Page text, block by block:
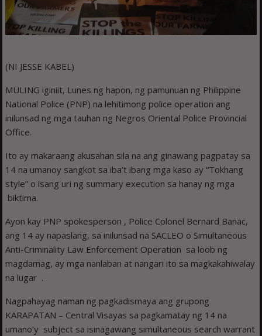
(NI JESSE KABEL)
MULING iginiit, Lunes ng hapon, ng pamunuan ng Philippine
National Police (PNP) na lehitimong police operation ang
inilunsad ng mga tauhan ng Negros Oriental Police Provincial
Office.
Ito ay makaraang akusahan sila na ang ginawang pagpatay sa
14 na umanoy sangkot sa iba’t ibang mga kaso ay “Tokhang
style” o isang uri ng summary execution sa hanay ng mga
biktima.
Ayon kay PNP spokesperson , Police Colonel Bernard Banac,
ang 14 ay napaslang, sa inilunsad na SACLEO o Simultaneous
Anti-Criminality Law Enforcement Operation sa loob ng
magdamag, ay mga nanlaban at nangari ito sa magkakahiwalay
na lugar .
Nagpahayag naman ng pagkadismaya ang grupong
KARAPATAN – Central Visayas sa pagkamatay ng 14 na
umano’y subject sa isinagawang simultaneous search warrant